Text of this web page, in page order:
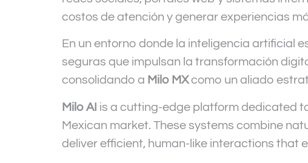
costos de atención y generar experiencias
En un entorno donde la inteligencia artificial
seguras que impulsan la transformación
consolidando a Milo MXcomo un aliado
Milo AI is a cutting-edge platform dedicated
Mexican market. These systems combine
deliver efficient, human-like interactions that